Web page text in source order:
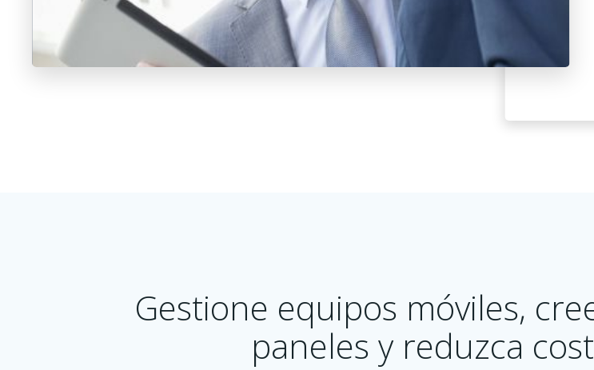
Gestione equipos móviles,
paneles y reduzca